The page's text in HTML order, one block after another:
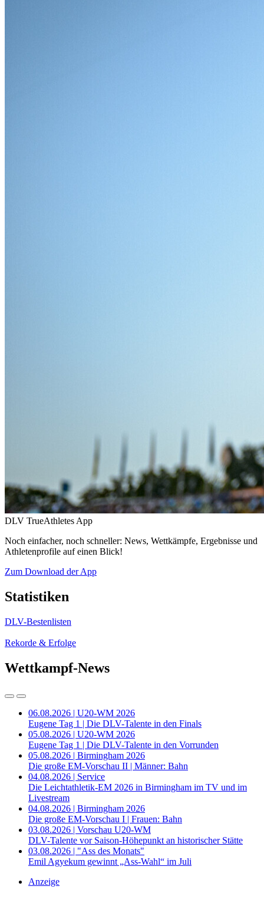
DLV TrueAthletes App
Noch einfacher, noch schneller: News, Wettkämpfe, Ergebnisse und
Athletenprofile auf einen Blick!
Zum Download der App
Statistiken
DLV-Bestenlisten
Rekorde & Erfolge
Wettkampf-News
06.08.2026 | U20-WM 2026
Eugene Tag 1 | Die DLV-Talente in den Finals
05.08.2026 | U20-WM 2026
Eugene Tag 1 | Die DLV-Talente in den Vorrunden
05.08.2026 | Birmingham 2026
Die große EM-Vorschau II | Männer: Bahn
04.08.2026 | Service
Die Leichtathletik-EM 2026 in Birmingham im TV und im
Livestream
04.08.2026 | Birmingham 2026
Die große EM-Vorschau I | Frauen: Bahn
03.08.2026 | Vorschau U20-WM
DLV-Talente vor Saison-Höhepunkt an historischer Stätte
03.08.2026 | "Ass des Monats"
Emil Agyekum gewinnt „Ass-Wahl“ im Juli
Anzeige